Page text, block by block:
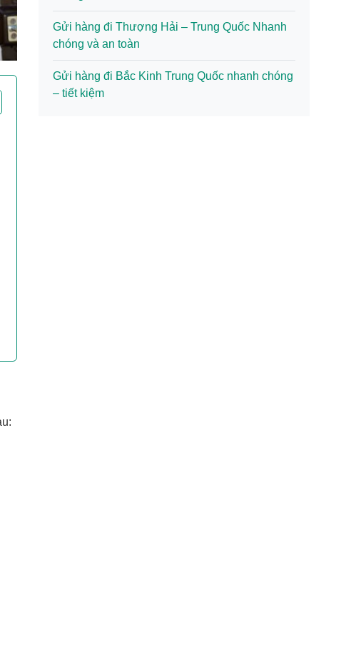
Gửi hàng đi Thượng Hải – Trung Quốc Nhanh
chóng và an toàn
Gửi hàng đi Bắc Kinh Trung Quốc nhanh chóng
– tiết kiệm